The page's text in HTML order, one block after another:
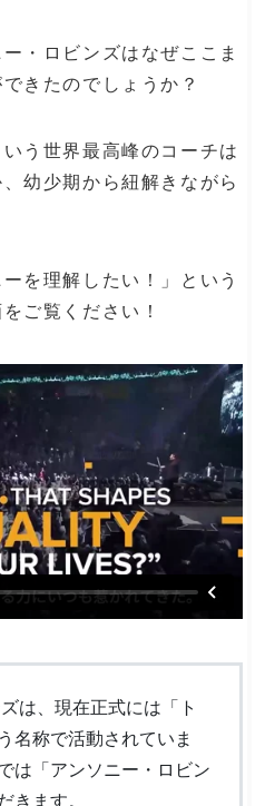
・ロビンズはなぜここま
きたのでしょうか？
う世界最高峰のコーチは
幼少期から紐解きながら
を理解したい！」という
ご覧ください！
は、現在正式には「ト
名称で活動されていま
は「アンソニー・ロビン
きます。